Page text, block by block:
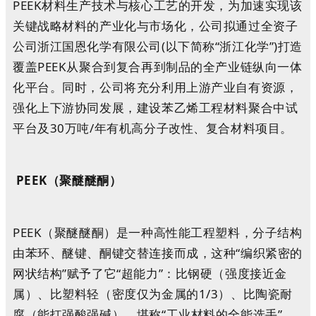
PEEK材料生产技术与核心工艺的开发，为加速实现该
关键战略材料的产业化与市场化，公司拟通过全资子
公司浙江国恩化学有限公司(以下简称“浙江化学”)打造
覆盖PEEK从聚合到复合再到制品的全产业链纵向一体
化平台。同时，公司将充分利用上游产业自有资源，
强化上下游协同发展，建设苯乙烯工程材料聚合中试
平台及30万吨/年有机高分子改性、复合材料项目。
PEEK（聚醚醚酮）
PEEK（聚醚醚酮）是一种高性能工程塑料，分子结构
由苯环、醚键、酮键交替连接而成，这种“编织紧密的
网状结构”赋予了它“超能力”：比钢硬（强度接近金
属）、比塑料轻（密度仅为金属的1/3）、比陶瓷耐